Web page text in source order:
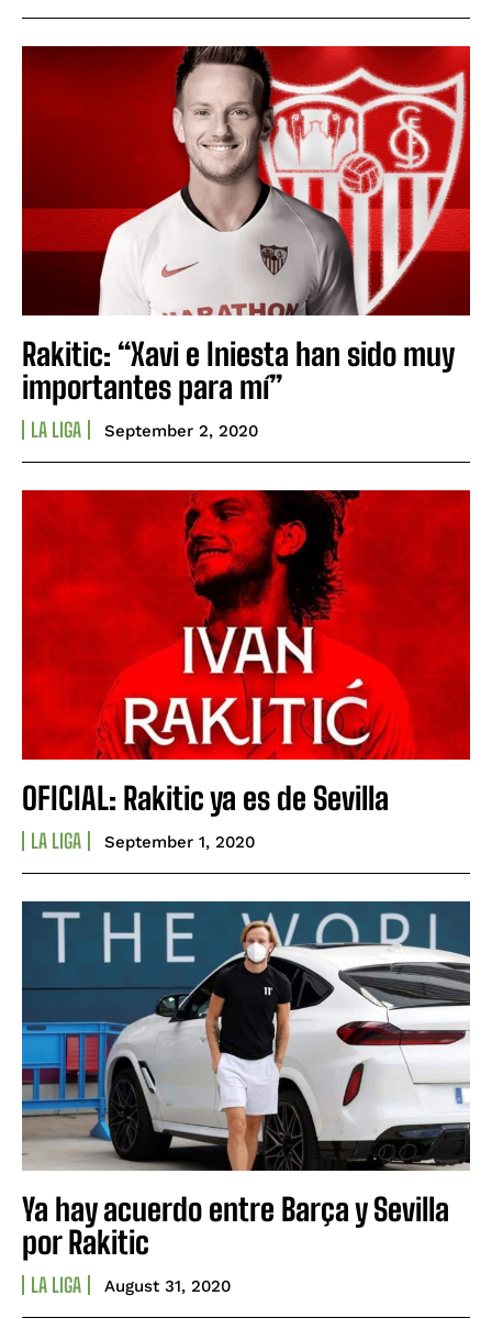
Rakitic: “Xavi e Iniesta han sido muy
importantes para mí”
LA LIGA September 2, 2020
OFICIAL: Rakitic ya es de Sevilla
LA LIGA September 1, 2020
Ya hay acuerdo entre Barça y Sevilla
por Rakitic
LA LIGA August 31, 2020